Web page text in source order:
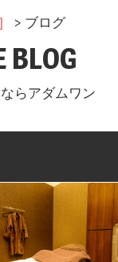
> ブログ
BLOG
らアダムワン